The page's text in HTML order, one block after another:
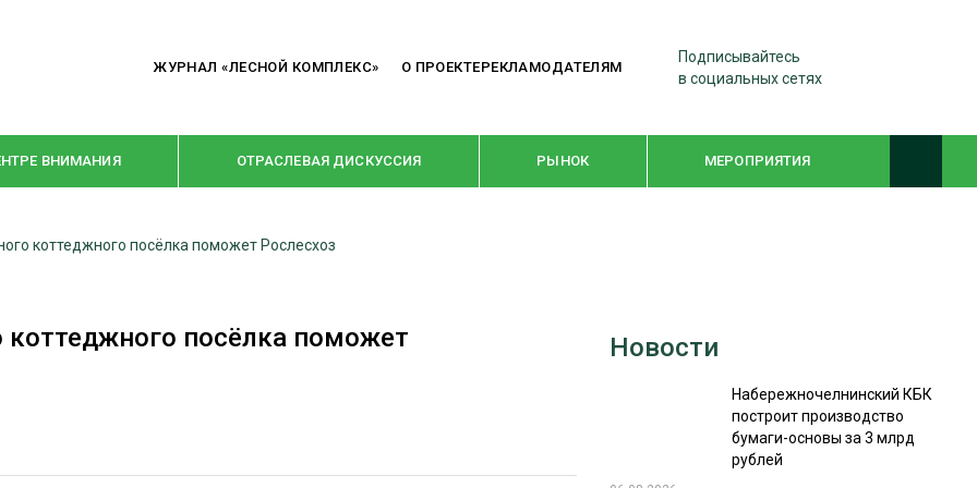
ЖУРНАЛ «ЛЕСНОЙ КОМПЛЕКС» О ПРОЕКТЕРЕКЛАМОДАТЕЛЯМ
Подписывайтесь
в социальных сетях
ВНИМАНИЯ ОТРАСЛЕВАЯ ДИСКУССИЯ РЫНОК МЕРОПРИЯТИЯ
РУБРИКИ
КРУПНЫМ ПЛАНОМ WOODEX-2021
СУШКА ДРЕВЕСИНЫ
коттеджного посёлка поможет Рослесхоз
посёлка поможет
Новости
Набережночелнинский КБК
построит производство
бумаги-основы за 3 млрд
рублей